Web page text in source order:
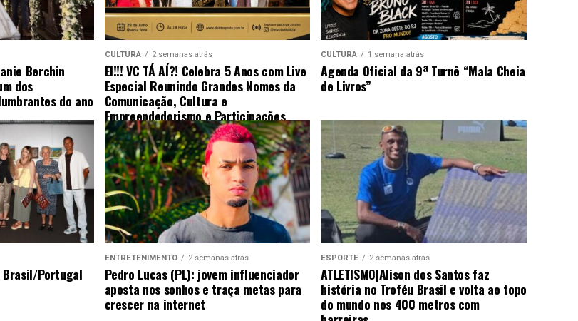
Berchin
dos
do ano
CULTURA 2 semanas atrás
EI!!! VC TÁ AÍ?! Celebra 5 Anos com Live
Especial Reunindo Grandes Nomes da
Comunicação, Cultura e
Empreendedorismo e Participações
Surpresa
CULTURA 1 semana atrás
Agenda Oficial da 9ª Turnê “Mala Cheia
de Livros”
Brasil/Portugal
ENTRETENIMENTO 2 semanas atrás
Pedro Lucas (PL): jovem influenciador
aposta nos sonhos e traça metas para
crescer na internet
ESPORTE 2 semanas atrás
ATLETISMO|Alison dos Santos faz
história no Troféu Brasil e volta ao topo
do mundo nos 400 metros com